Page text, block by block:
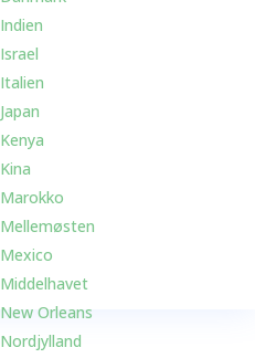
Indien
Israel
Italien
Japan
Kenya
Kina
Marokko
Mellemøsten
Mexico
Middelhavet
New Orleans
Nordjylland